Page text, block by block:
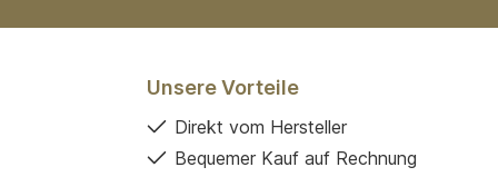
Unsere Vorteile
Direkt vom Hersteller
Bequemer Kauf auf Rechnung